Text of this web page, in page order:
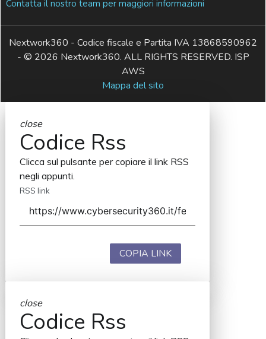
Contatta il nostro team per maggiori informazioni
Nextwork360 - Codice fiscale e Partita IVA 13868590962
- © 2026 Nextwork360. ALL RIGHTS RESERVED. ISP
AWS
Mappa del sito
close
Codice Rss
Clicca sul pulsante per copiare il link RSS
negli appunti.
RSS link
COPIA LINK
close
Codice Rss